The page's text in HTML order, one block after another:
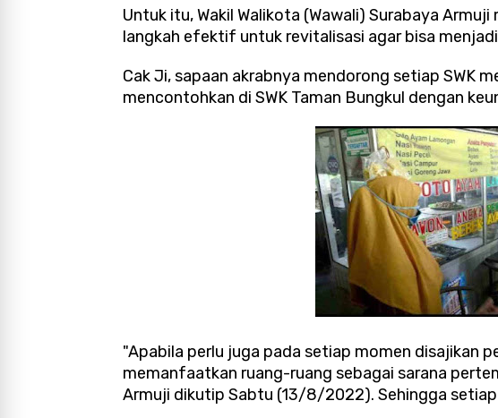
Untuk itu, Wakil Walikota (Wawali) Surabaya
langkah efektif untuk revitalisasi agar bisa
Cak Ji, sapaan akrabnya mendorong setiap SWK
mencontohkan di SWK Taman Bungkul dengan
"Apabila perlu juga pada setiap momen disajikan
memanfaatkan ruang-ruang sebagai sarana
Armuji dikutip Sabtu (13/8/2022). Sehingga